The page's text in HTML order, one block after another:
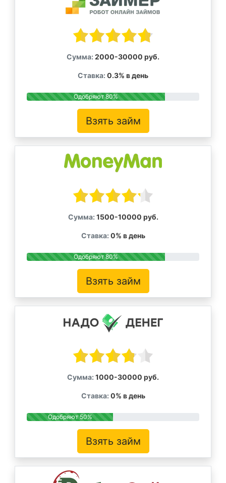
Сумма: 2000-30000 руб.
Ставка: 0.3% в день
Одобряют 80%
Взять займ
Сумма: 1500-10000 руб.
Ставка: 0% в день
Одобряют 80%
Взять займ
Сумма: 1000-30000 руб.
Ставка: 0% в день
Одобряют 50%
Взять займ